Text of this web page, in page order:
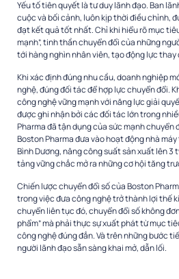
Yếu tố tiên quyết là tư duy lãnh đạo. Ban
cuộc và bối cảnh, luôn kịp thời điều chỉnh,
đạt kết quả tốt nhất. Chỉ khi hiểu rõ mục
mạnh”, tinh thần chuyển đổi của những
tới hàng nghìn nhân viên, tạo động lực
Khi xác định đúng nhu cầu, doanh nghiệp
nghệ, đúng đối tác để hợp lực chuyển đổi.
công nghệ vững mạnh với năng lực giải
được ghi nhận bởi các đối tác lớn trong
Pharma đã tận dụng của sức mạnh chuyển
Boston Pharma đưa vào hoạt động nhà
Bình Dương, nâng công suất sản xuất lên 3
tảng vững chắc mở ra những cơ hội tăng
Chiến lược chuyển đổi số của Boston
trong việc đưa công nghệ trở thành lợi thế
chuyển liên tục đó, chuyển đổi số không
phẩm” mà phải thực sự xuất phát từ mục
công nghệ đúng đắn. Và trên những bước
người lãnh đạo sẵn sàng khai mở, dẫn lối.